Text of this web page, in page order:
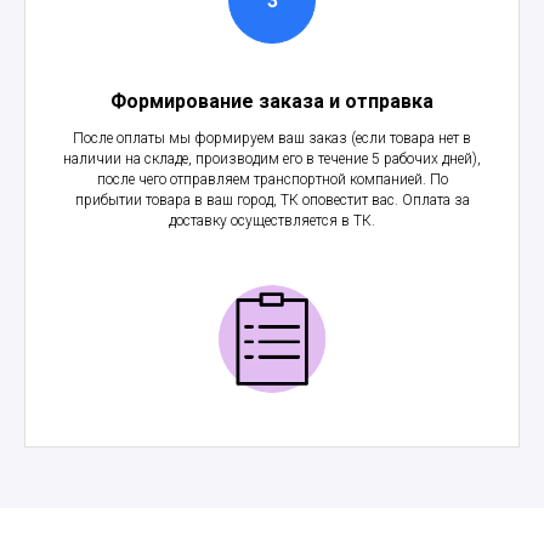
Формирование заказа и отправка
После оплаты мы формируем ваш заказ (если товара нет в
наличии на складе, производим его в течение 5 рабочих дней),
после чего отправляем транспортной компанией. По
прибытии товара в ваш город, ТК оповестит вас. Оплата за
доставку осуществляется в ТК.